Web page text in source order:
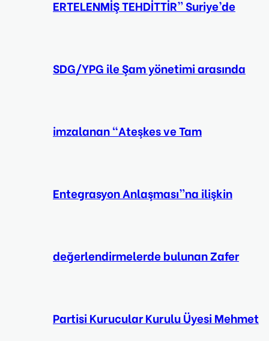
ERTELENMİŞ TEHDİTTİR” Suriye’de
SDG/YPG ile Şam yönetimi arasında
imzalanan “Ateşkes ve Tam
Entegrasyon Anlaşması”na ilişkin
değerlendirmelerde bulunan Zafer
Partisi Kurucular Kurulu Üyesi Mehmet